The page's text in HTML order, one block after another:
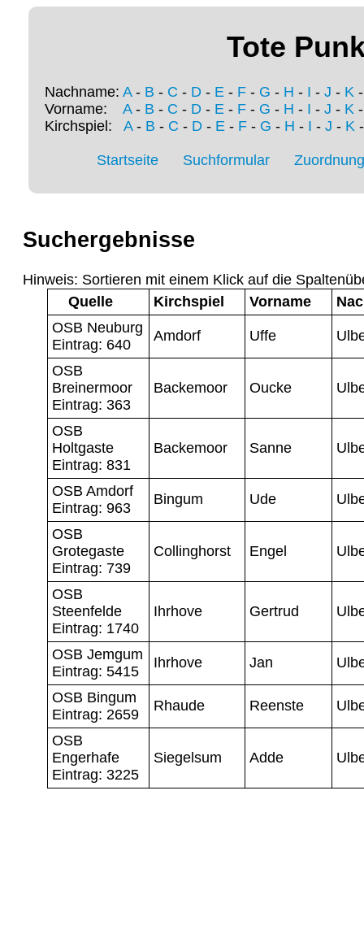
Tote
Nachname: A- B - C - D - E - F - G - H - I - J - K
Vorname: A- B - C - D - E - F - G - H - I - J - K
Kirchspiel: A- B - C - D- E- F- G - H - I - J - K
Startseite Suchformular
Suchergebnisse
Hinweis: Sortieren mit einem Klick auf die
Quelle
Kirchspiel Vorname
OSB Neuburg
Eintrag: 640
Amdorf Uffe
OSB
Breinermoor
Eintrag: 363
Backemoor Oucke
OSB
Holtgaste
Eintrag: 831
Backemoor Sanne
OSB Amdorf
Eintrag: 963
Bingum Ude
OSB
Grotegaste
Eintrag: 739
Collinghorst Engel
OSB
Steenfelde
Eintrag: 1740
Ihrhove Gertrud
OSB Jemgum
Eintrag: 5415
Ihrhove Jan
OSB Bingum
Eintrag: 2659
Rhaude Reenste
OSB
Engerhafe
Eintrag: 3225
Siegelsum Adde